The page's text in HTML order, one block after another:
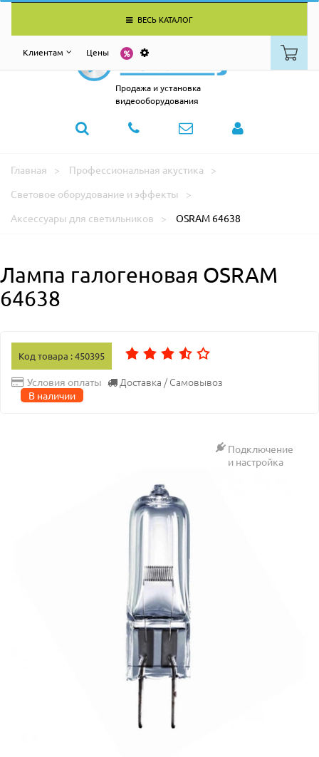
ВЕСЬ КАТАЛОГ
Клиентам Цены
Продажа и установка
видеооборудования
Главная
Профессиональная акустика
Световое оборудование и эффекты
Аксессуары для светильников
OSRAM 64638
Лампа галогеновая OSRAM
64638
Код товара : 450395
Условия оплаты Доставка / Самовывоз
В наличии
Подключение
и настройка